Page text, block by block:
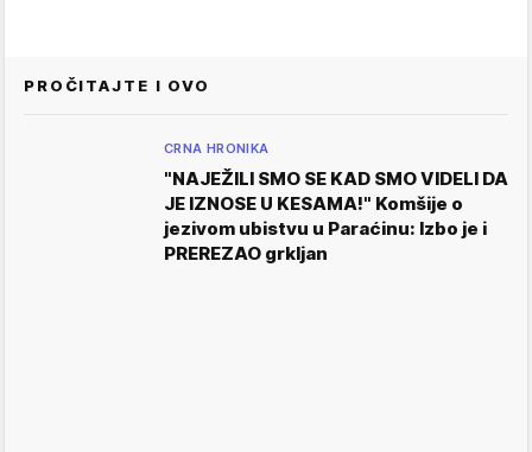
PROČITAJTE I OVO
CRNA HRONIKA
"NAJEŽILI SMO SE KAD SMO VIDELI DA
JE IZNOSE U KESAMA!" Komšije o
jezivom ubistvu u Paraćinu: Izbo je i
PREREZAO grkljan